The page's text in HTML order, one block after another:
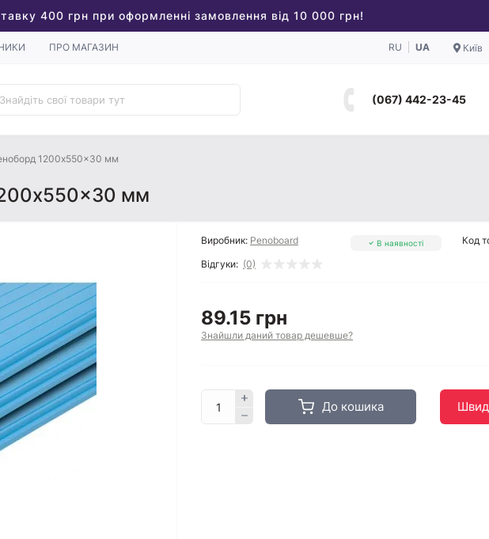
400 грн при оформленні замовлення від 10 000 грн!
ПРО МАГАЗИН RU UA Київ
(067) 442-23-45
1200x550x30 мм
мм
Виробник: Penoboard Код
Відгуки: (0)
В наявності
89.15 грн
Знайшли даний товар дешевше?
До кошика